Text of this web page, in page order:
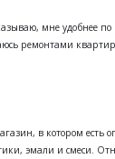
мне удобнее по
ремонтами
в котором есть
эмали и смеси.